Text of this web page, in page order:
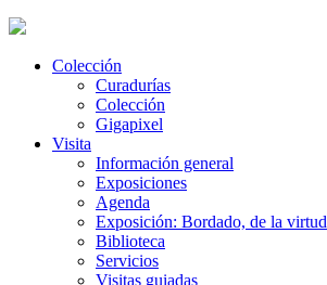
Colección
Curadurías
Colección
Gigapixel
Visita
Información general
Exposiciones
Agenda
Exposición: Bordado, de la virtud
Biblioteca
Servicios
Visitas guiadas